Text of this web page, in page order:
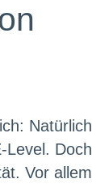
Natürlich
Level. Doch
Vor allem